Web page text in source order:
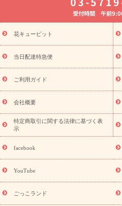
お供え・お悔やみ お
通夜・葬儀に
ーブドフラワー
季節のイベント
特集
お盆 花（新盆・初盆）
盆・初盆）
お盆 花（新盆・初盆
フト
お盆・お供え プリザーブド
レゼント特集
夏の花贈り・お中
敬老の日におくる花ギフト・プ
花ギフト・プレゼント特集
敬老
老の日 花鉢植えのギフト・プレゼ
フト・プレゼント特集
敬老の日
ペーン
映画『ウォーターガーディ
「きょう誕生日なんです」キャン
誕生日フラワーギフト 誕生日フ
(トルコキキョウ)
9月の誕生花(リ
ら探す
お祝いの花特集 当日
受付時間 午前
花キューピット
当日配達特急便
ご利用ガイド
会社概要
特定商取引に関する法律に基づく表
示
facebook
YouTube
ごっこランド